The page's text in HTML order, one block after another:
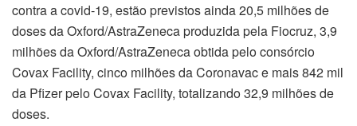
contra a covid-19, estão previstos ainda 20,5 milhões de
doses da Oxford/AstraZeneca produzida pela Fiocruz, 3,9
milhões da Oxford/AstraZeneca obtida pelo consórcio
Covax Facility, cinco milhões da Coronavac e mais 842 mil
da Pfizer pelo Covax Facility, totalizando 32,9 milhões de
doses.